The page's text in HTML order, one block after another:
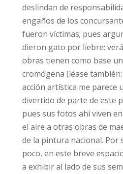
deslindan de
engaños de los
fueron víctimas; pues
dieron gato por liebre:
obras tienen como base
cromógena (léase
acción artística me parece
divertido de parte de este
pues sus fotos ahí viven
el aire a otras obras de
de la pintura nacional. Por
poco, en este breve
a exhibir al lado de sus